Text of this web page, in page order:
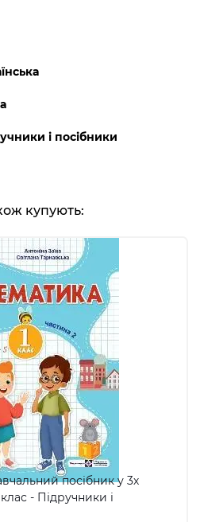
і посібники
купують:
посібник у 3х
- Підручники і